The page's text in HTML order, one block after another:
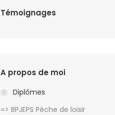
Témoignages
A propos de moi
Diplômes
=> BPJEPS Pêche de loisir